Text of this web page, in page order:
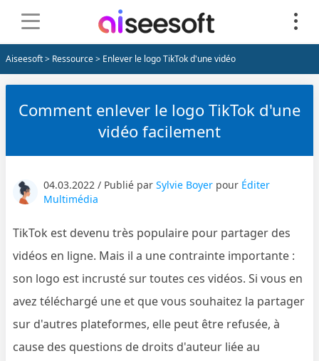
Aiseesoft> Ressource> Enlever le logo TikTok d'une vidéo
Comment enlever le logo TikTok d'une
vidéo facilement
04.03.2022 / Publié parSylvie Boyer pour Éditer
Multimédia
TikTok est devenu très populaire pour partager des
vidéos en ligne. Mais il a une contrainte importante :
son logo est incrusté sur toutes ces vidéos. Si vous en
avez téléchargé une et que vous souhaitez la partager
sur d'autres plateformes, elle peut être refusée, à
cause des questions de droits d'auteur liée au